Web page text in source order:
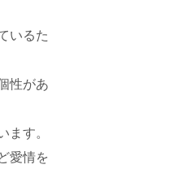
いるた
性があ
ます。
愛情を